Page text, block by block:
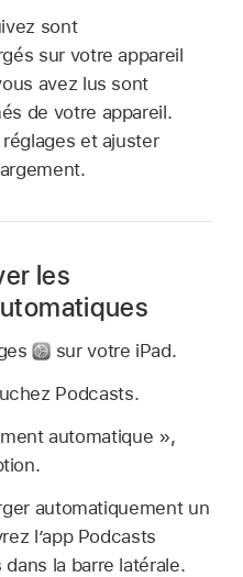
sont
sur votre appareil
avez lus sont
de votre appareil.
et ajuster
les
sur votre iPad.
Podcasts.
automatique »,
automatiquement un
l’app Podcasts
la barre latérale.